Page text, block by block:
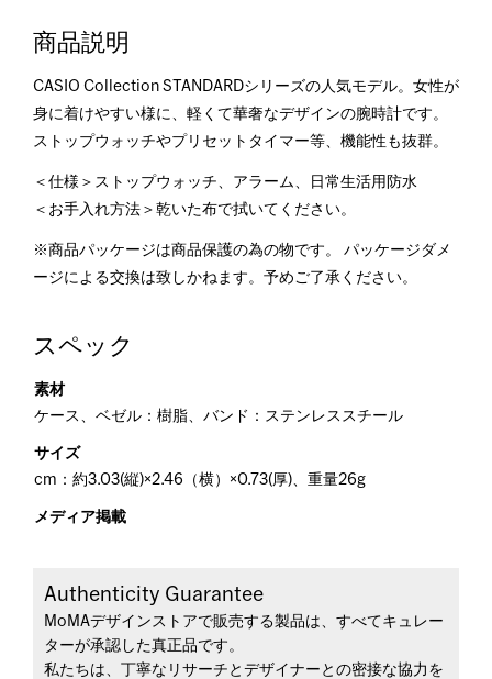
商品説明
CASIO Collection STANDARDシリーズの人気モデル。女性が
身に着けやすい様に、軽くて華奢なデザインの腕時計です。
ストップウォッチやプリセットタイマー等、機能性も抜群。
＜仕様＞ストップウォッチ、アラーム、日常生活用防水
＜お手入れ方法＞乾いた布で拭いてください。
※商品パッケージは商品保護の為の物です。 パッケージダメ
ージによる交換は致しかねます。予めご了承ください。
スペック
素材
ケース、ベゼル：樹脂、バンド：ステンレススチール
サイズ
cm：約3.03(縦)×2.46（横）×0.73(厚)、重量26g
メディア掲載
Authenticity Guarantee
MoMAデザインストアで販売する製品は、すべてキュレー
ターが承認した真正品です。
私たちは、丁寧なリサーチとデザイナーとの密接な協力を